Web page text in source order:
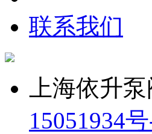
联系我们
上海依升
15051934号